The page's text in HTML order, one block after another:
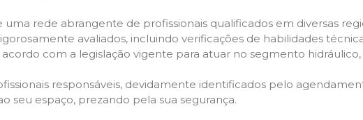
uma rede abrangente de profissionais qualificados em diversas
avaliados, incluindo verificações de habilidades
acordo com a legislação vigente para atuar no segmento
responsáveis, devidamente identificados pelo
seu espaço, prezando pela sua segurança.